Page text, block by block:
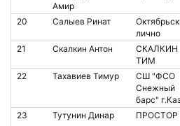
Амир
20 Салыев Ринат
лично
21 Скалкин Антон
СКАЛКИН
ТИМ
22 Тахавиев Тимур
СШ "ФСО
Снежный
барс"
23 Тутунин Динар ПРОСТОР